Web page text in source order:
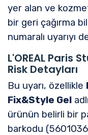
yer alan ve
bir geri çağırma
numaralı uyarıyı
L'OREAL Paris
Risk Detayları
Bu uyarı, özellikle
Fix&Style Gel
ürünün belirli bir
barkodu